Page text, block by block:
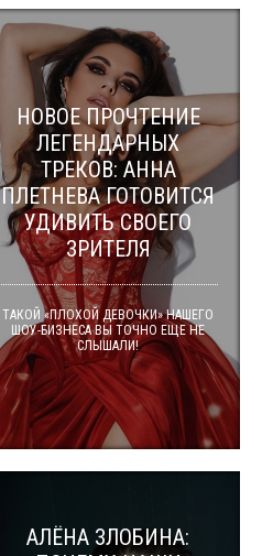
НОВОЕ ПРОЧТЕНИЕ
ЛЕГЕНДАРНЫХ
ТРЕКОВ: АННА
ПЛЕТНЕВА ГОТОВИТСЯ
УДИВИТЬ СВОЕГО
ЗРИТЕЛЯ
ТАКОЙ «ПЛОХОЙ ДЕВОЧКИ» НАШЕГО
ШОУ-БИЗНЕСА ВЫ ТОЧНО ЕЩЕ НЕ
СЛЫШАЛИ!
АЛЁНА ЗЛОБИНА: